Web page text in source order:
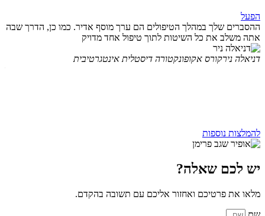
הפעל
ההסברים שלך במהלך הטיפולים הם ערך מוסף אדיר. כמו כן, הדרך שבה
אתה משלב את כל השיטות לתוך טיפול אחד מדויק
דניאלה נירקורס אקופונקטורה דיסטלית אינטגרטיבית
להמלצות נוספות
יש לכם שאלה?
מלאו את פרטיכם ואחזור אליכם עם תשובה בהקדם.